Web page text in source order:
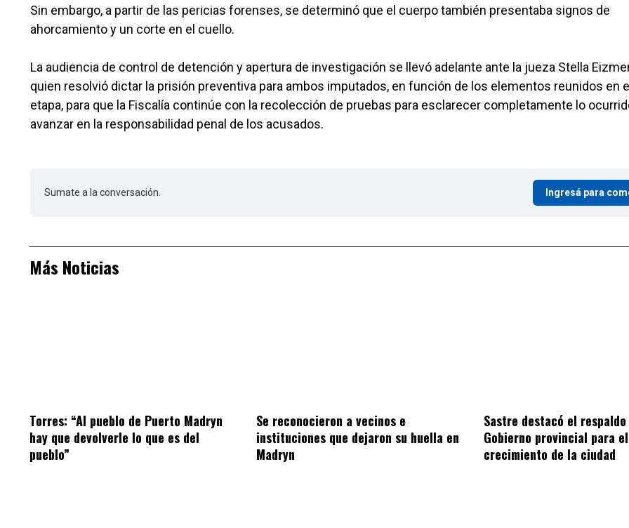
Sin embargo, a partir de las pericias forenses, se determinó que el cuerpo también presentaba signos de
ahorcamiento y un corte en el cuello.
La audiencia de control de detención y apertura de investigación se llevó adelante ante la jueza Stella
quien resolvió dictar la prisión preventiva para ambos imputados, en función de los elementos reunidos en
etapa, para que la Fiscalía continúe con la recolección de pruebas para esclarecer completamente lo
avanzar en la responsabilidad penal de los acusados.
Sumate a la conversación. Ingresá para
Más Noticias
Torres: “Al pueblo de Puerto Madryn
hay que devolverle lo que es del
pueblo”
Se reconocieron a vecinos e
instituciones que dejaron su huella en
Madryn
Sastre destacó el
Gobierno provincial para el
crecimiento de la ciudad